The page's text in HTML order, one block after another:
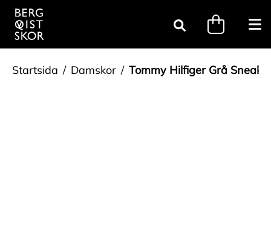
Sök
Startsida Damskor Tommy Hilfiger Grå